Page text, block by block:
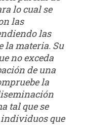
lo cual se
las
las
la materia. Su
no exceda
de una
la
tal que se
que